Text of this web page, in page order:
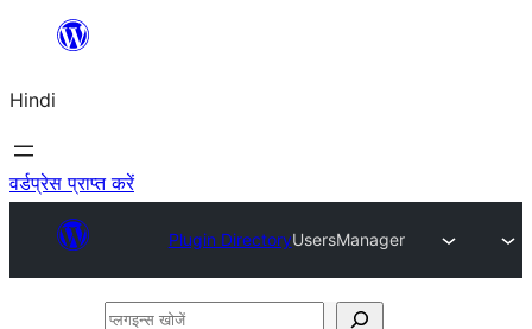
सामग्री
जाएं
Hindi
वर्डप्रेस प्राप्त करें
Plugin DirectoryUsersManager
प्लगइन्स